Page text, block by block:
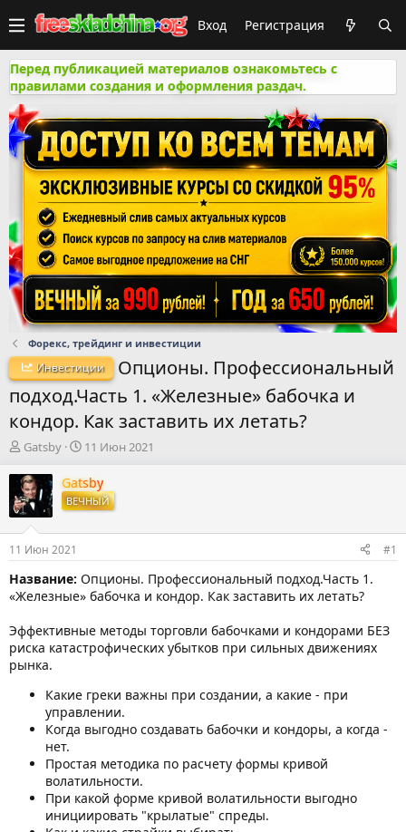
Вход Регистрация
Перед публикацией материалов ознакомьтесь с
правилами создания и оформления раздач.
Форекс, трейдинг и инвестиции
Инвестиции
Опционы. Профессиональный
подход.Часть 1. «Железные» бабочка и
кондор. Как заставить их летать?
А
т
о
р
т
е
м
ы
Gatsby
Д
т
а
н
а
л
а
11 Июн 2021
Gatsby
ВЕЧНЫЙ
11 Июн 2021 #1
Название: Опционы. Профессиональный подход.Часть 1.
«Железные» бабочка и кондор. Как заставить их летать?
Эффективные методы торговли бабочками и кондорами БЕЗ
риска катастрофических убытков при сильных движениях
рынка.
Какие греки важны при создании, а какие - при
управлении.
Когда выгодно создавать бабочки и кондоры, а когда -
нет.
Простая методика по расчету формы кривой
волатильности.
При какой форме кривой волатильности выгодно
инициировать "крылатые" спреды.